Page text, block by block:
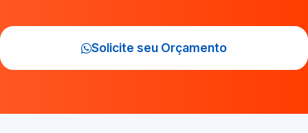
Solicite seu Orçamento